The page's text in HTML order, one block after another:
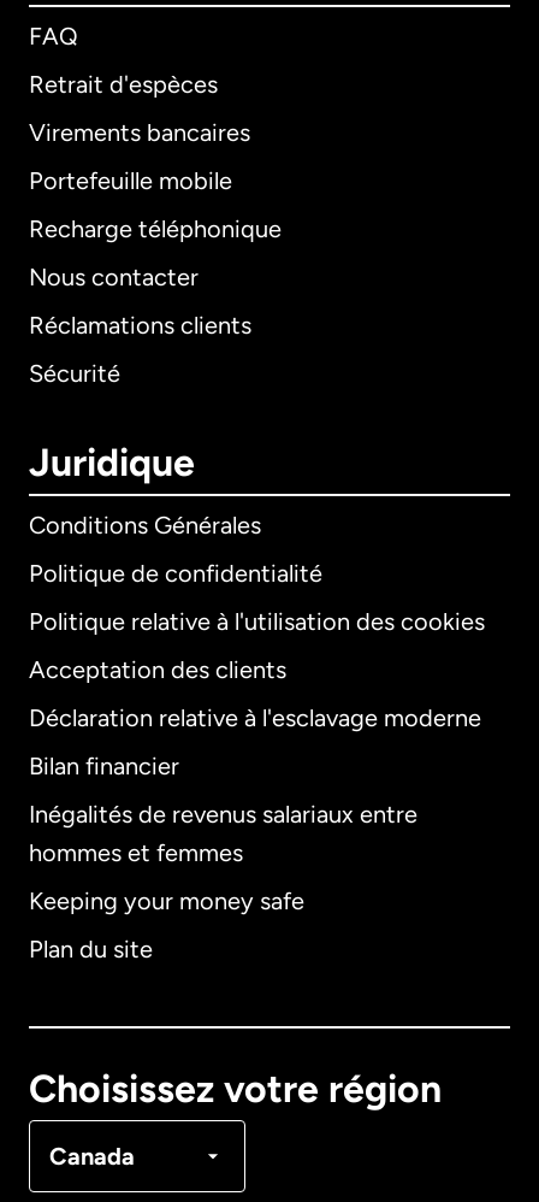
FAQ
Retrait d'espèces
Virements bancaires
Portefeuille mobile
Recharge téléphonique
Nous contacter
Réclamations clients
Sécurité
Juridique
Conditions Générales
Politique de confidentialité
Politique relative à l'utilisation des cookies
Acceptation des clients
Déclaration relative à l'esclavage moderne
Bilan financier
Inégalités de revenus salariaux entre
hommes et femmes
Keeping your money safe
Plan du site
Choisissez votre région
Canada
International
Allemagne
Français